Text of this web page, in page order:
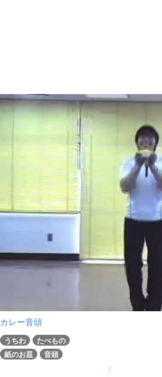
カレー音頭
うちわ
たべもの
紙のお皿
音頭